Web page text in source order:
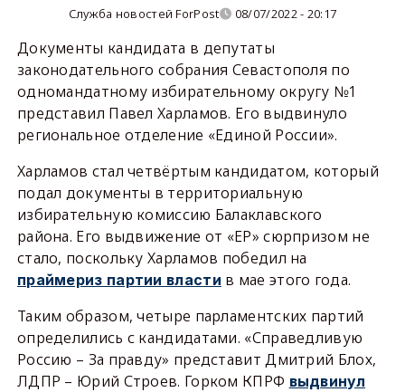
Служба новостей ForPost 08/07/2022 - 20:17
Документы кандидата в депутаты
законодательного собрания Севастополя по
одномандатному избирательному округу №1
представил Павел Харламов. Его выдвинуло
региональное отделение «Единой России».
Харламов стал четвёртым кандидатом, который
подал документы в территориальную
избирательную комиссию Балаклавского
района. Его выдвижение от «ЕР» сюрпризом не
стало, поскольку Харламов победил на
праймериз партии власти в мае этого года.
Таким образом, четыре парламентских партий
определились с кандидатами. «Справедливую
Россию – За правду» представит Дмитрий Блох,
ЛДПР – Юрий Строев. Горком КПРФ выдвинул